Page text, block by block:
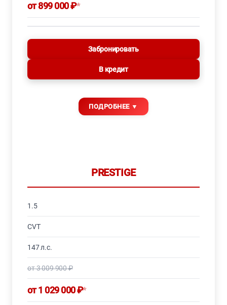
от 899 000 ₽*
Забронировать
В кредит
PRESTIGE
1.5
CVT
147 л.с.
от 3 009 900 ₽
от 1 029 000 ₽*